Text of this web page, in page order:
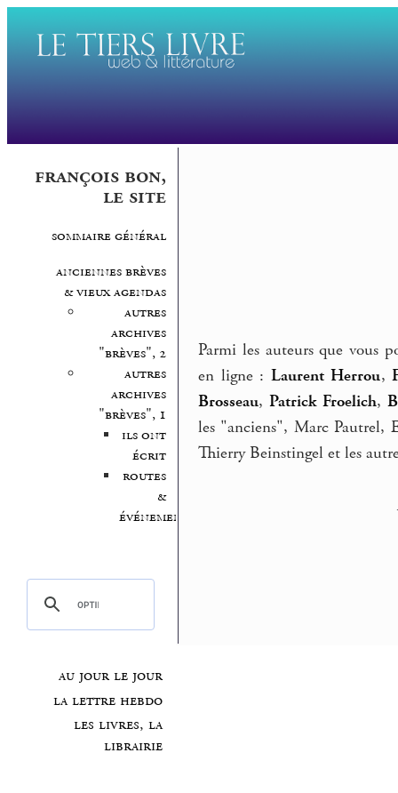
françois bon,
le site
sommaire général
anciennes brèves
& vieux agendas
autres
archives
"brèves", 2
autres
archives
"brèves", 1
ils ont
écrit
routes
&
événements
au jour le jour
la lettre hebdo
les livres, la
librairie
Parmi les auteurs que vous
en ligne : Laurent Herrou,
Brosseau,Patrick Froelich,
les "anciens", Marc Pautrel,
Thierry Beinstingel et les